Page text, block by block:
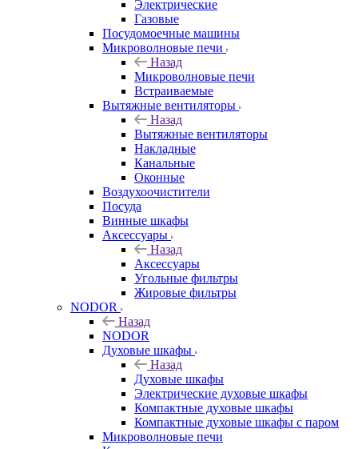
Электрические
Газовые
Посудомоечные машины
Микроволновые печи
Назад
Микроволновые печи
Встраиваемые
Вытяжные вентиляторы
Назад
Вытяжные вентиляторы
Накладные
Канальные
Оконные
Воздухоочистители
Посуда
Винные шкафы
Аксессуары
Назад
Аксессуары
Угольные фильтры
Жировые фильтры
NODOR
Назад
NODOR
Духовые шкафы
Назад
Духовые шкафы
Электрические духовые шкафы
Компактные духовые шкафы
Компактные духовые шкафы с паром
Микроволновые печи